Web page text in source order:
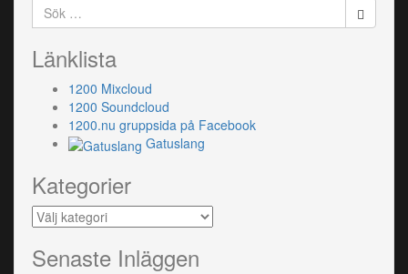
Sök
efter:
Länklista
1200 Mixcloud
1200 Soundcloud
1200.nu gruppsida på Facebook
Gatuslang
Kategorier
Kategorier
Senaste Inläggen